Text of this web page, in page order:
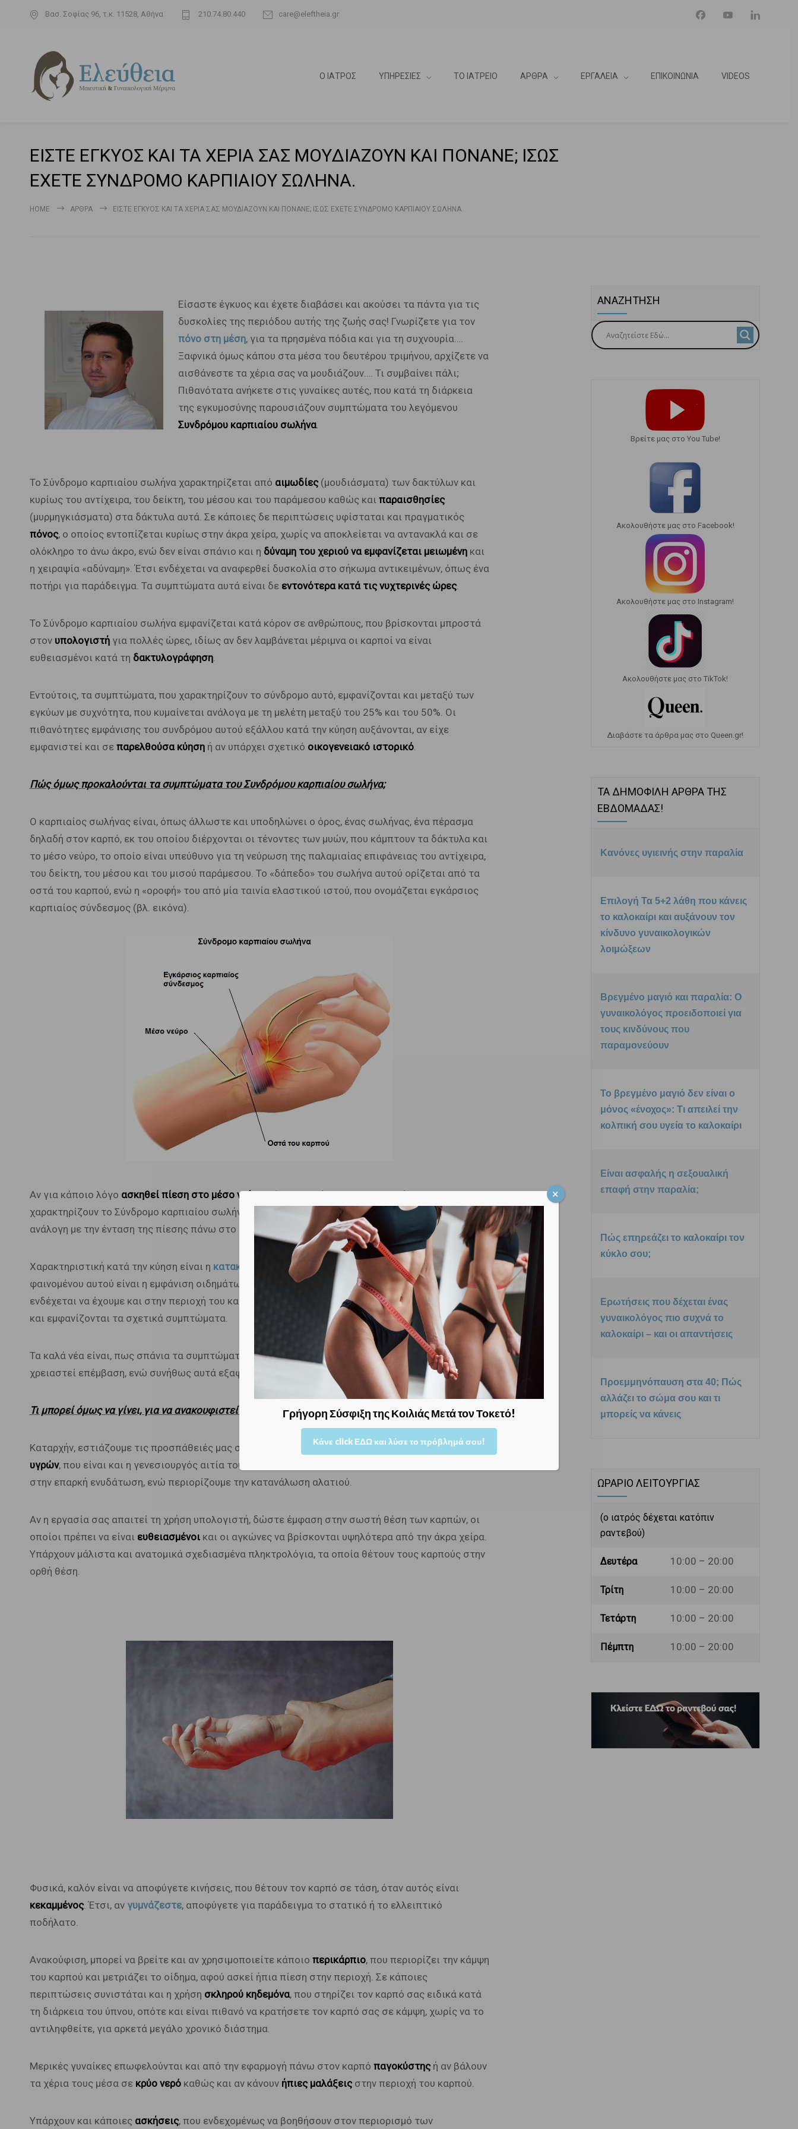
Βασ. Σοφίας 96, τ.κ. 11528, Αθήνα 210.74.80.440 care@eleftheia.gr
Ο ΙΑΤΡΟΣ ΥΠΗΡΕΣΙΕΣ ΤΟ ΙΑΤΡΕΙΟ ΑΡΘΡΑ ΕΡΓΑΛΕΙΑ ΕΠΙΚΟΙΝΩΝΙΑ VIDEOS
ΕΙΣΤΕ ΕΓΚΥΟΣ ΚΑΙ ΤΑ ΧΕΡΙΑ ΣΑΣ ΜΟΥΔΙΑΖΟΥΝ ΚΑΙ ΠΟΝΑΝΕ; ΙΣΩΣ
ΕΧΕΤΕ ΣΥΝΔΡΟΜΟ ΚΑΡΠΙΑΙΟΥ ΣΩΛΗΝΑ.
HOME ΆΡΘΡΑ ΕΙΣΤΕ ΕΓΚΥΟΣ ΚΑΙ ΤΑ ΧΕΡΙΑ ΣΑΣ ΜΟΥΔΙΑΖΟΥΝ ΚΑΙ ΠΟΝΑΝΕ; ΙΣΩΣ ΕΧΕΤΕ ΣΥΝΔΡΟΜΟ ΚΑΡΠΙΑΙΟΥ ΣΩΛΗΝΑ.
Είσαστε έγκυος και έχετε διαβάσει και ακούσει τα πάντα για τις
δυσκολίες της περιόδου αυτής της ζωής σας! Γνωρίζετε για τον
πόνο στη μέση, για τα πρησμένα πόδια και για τη συχνουρία….
Ξαφνικά όμως κάπου στα μέσα του δευτέρου τριμήνου, αρχίζετε να
αισθάνεστε τα χέρια σας να μουδιάζουν…. Τι συμβαίνει πάλι;
Πιθανότατα ανήκετε στις γυναίκες αυτές, που κατά τη διάρκεια
της εγκυμοσύνης παρουσιάζουν συμπτώματα του λεγόμενου
Συνδρόμου καρπιαίου σωλήνα.
Το Σύνδρομο καρπιαίου σωλήνα χαρακτηρίζεται από αιμωδίες(μουδιάσματα) των δακτύλων και
κυρίως του αντίχειρα, του δείκτη, του μέσου και του παράμεσου καθώς και παραισθησίες
(μυρμηγκιάσματα) στα δάκτυλα αυτά. Σε κάποιες δε περιπτώσεις υφίσταται και πραγματικός
πόνος, ο οποίος εντοπίζεται κυρίως στην άκρα χείρα, χωρίς να αποκλείεται να αντανακλά και σε
ολόκληρο το άνω άκρο, ενώ δεν είναι σπάνιο και η δύναμη του χεριού να εμφανίζεται μειωμένηκαι
η χειραψία «αδύναμη». Έτσι ενδέχεται να αναφερθεί δυσκολία στο σήκωμα αντικειμένων, όπως ένα
ποτήρι για παράδειγμα. Τα συμπτώματα αυτά είναι δε εντονότερα κατά τις νυχτερινές ώρες.
Το Σύνδρομο καρπιαίου σωλήνα εμφανίζεται κατά κόρον σε ανθρώπους, που βρίσκονται μπροστά
στον υπολογιστήγια πολλές ώρες, ιδίως αν δεν λαμβάνεται μέριμνα οι καρποί να είναι
ευθειασμένοι κατά τη δακτυλογράφηση.
Εντούτοις, τα συμπτώματα, που χαρακτηρίζουν το σύνδρομο αυτό, εμφανίζονται και μεταξύ των
εγκύων με συχνότητα, που κυμαίνεται ανάλογα με τη μελέτη μεταξύ του 25% και του 50%. Οι
πιθανότητες εμφάνισης του συνδρόμου αυτού εξάλλου κατά την κύηση αυξάνονται, αν είχε
εμφανιστεί και σε παρελθούσα κύησηή αν υπάρχει σχετικό οικογενειακό ιστορικό.
Πώς όμως προκαλούνται τα συμπτώματα του Συνδρόμου καρπιαίου σωλήνα;
Ο καρπιαίος σωλήνας είναι, όπως άλλωστε και υποδηλώνει ο όρος, ένας σωλήνας, ένα πέρασμα
δηλαδή στον καρπό, εκ του οποίου διέρχονται οι τένοντες των μυών, που κάμπτουν τα δάκτυλα και
το μέσο νεύρο, το οποίο είναι υπεύθυνο για τη νεύρωση της παλαμιαίας επιφάνειας του αντίχειρα,
του δείκτη, του μέσου και του μισού παράμεσου. Το «δάπεδο» του σωλήνα αυτού ορίζεται από τα
οστά του καρπού, ενώ η «οροφή» του από μία ταινία ελαστικού ιστού, που ονομάζεται εγκάρσιος
καρπιαίος σύνδεσμος (βλ. εικόνα).
Αν για κάποιο λόγο ασκηθεί πίεση στο μέσο νεύρο, τότε εμφανίζονται τα συμπτώματα, που
χαρακτηρίζουν το Σύνδρομο καρπιαίου σωλήνα. Η δε ένταση των συμπτωμάτων αυτών είναι
ανάλογη με την ένταση της πίεσης πάνω στο μέσο νεύρο.
Χαρακτηριστική κατά την κύηση είναι η κατακράτηση υγρών
. Η χαρακτηριστικότερη έκφανση του
φαινομένου αυτού είναι η εμφάνιση οιδημάτων στα κάτω άκρα. Οίδημα κατά την κύηση όμως
ενδέχεται να έχουμε και στην περιοχή του καρπιαίου σωλήνα. Έτσι ασκείται πίεση στο μέσο νεύρο
και εμφανίζονται τα σχετικά συμπτώματα.
Τα καλά νέα είναι, πως σπάνια τα συμπτώματα κατά την κύηση είναι τόσο έντονα, ώστε να
χρειαστεί επέμβαση, ενώ συνήθως αυτά εξαφανίζονται εντός τριμήνου από τον τοκετό.
Τι μπορεί όμως να γίνει, για να ανακουφιστείτε όσο ακόμα είστε έγκυος;
Καταρχήν, εστιάζουμε τις προσπάθειές μας στον κατά το δυνατόνμετριασμό της κατακράτησης
υγρών, που είναι και η γενεσιουργός αιτία του συνδρόμου κατά την κύηση. Έτσι δίνουμε προσοχή
στην επαρκή ενυδάτωση, ενώ περιορίζουμε την κατανάλωση αλατιού.
Αν η εργασία σας απαιτεί τη χρήση υπολογιστή, δώστε έμφαση στην σωστή θέση των καρπών, οι
οποίοι πρέπει να είναι ευθειασμένοικαι οι αγκώνες να βρίσκονται υψηλότερα από την άκρα χείρα.
Υπάρχουν μάλιστα και ανατομικά σχεδιασμένα πληκτρολόγια, τα οποία θέτουν τους καρπούς στην
ορθή θέση.
Φυσικά, καλόν είναι να αποφύγετε κινήσεις, που θέτουν τον καρπό σε τάση, όταν αυτός είναι
κεκαμμένος. Έτσι, αν γυμνάζεστε, αποφύγετε για παράδειγμα το στατικό ή το ελλειπτικό
ποδήλατο.
Ανακούφιση, μπορεί να βρείτε και αν χρησιμοποιείτε κάποιο περικάρπιο, που περιορίζει την κάμψη
του καρπού και μετριάζει το οίδημα, αφού ασκεί ήπια πίεση στην περιοχή. Σε κάποιες
περιπτώσεις συνιστάται και η χρήση σκληρού κηδεμόνα, που στηρίζει τον καρπό σας ειδικά κατά
τη διάρκεια του ύπνου, οπότε και είναι πιθανό να κρατήσετε τον καρπό σας σε κάμψη, χωρίς να το
αντιληφθείτε, για αρκετά μεγάλο χρονικό διάστημα.
Μερικές γυναίκες επωφελούνται και από την εφαρμογή πάνω στον καρπό παγοκύστηςή αν βάλουν
τα χέρια τους μέσα σεκρύο νερόκαθώς και αν κάνουν ήπιες μαλάξειςστην περιοχή του καρπού.
Υπάρχουν και κάποιες ασκήσεις, που ενδεχομένως να βοηθήσουν στον περιορισμό των
ΑΝΑΖΗΤΗΣΗ
Bρείτε μας στο You Tube!
Ακολουθήστε μας στο Facebook!
Ακολουθήστε μας στο Instagram!
Ακολουθήστε μας στο TikTok!
Διαβάστε τα άρθρα μας στο Queen.gr!
ΤΑ ΔΗΜΟΦΙΛΗ ΑΡΘΡΑ ΤΗΣ
ΕΒΔΟΜΑΔΑΣ!
Κανόνες υγιεινής στην παραλία
Επιλογή Τα 5+2 λάθη που κάνεις
το καλοκαίρι και αυξάνουν τον
κίνδυνο γυναικολογικών
λοιμώξεων
Βρεγμένο μαγιό και παραλία: Ο
γυναικολόγος προειδοποιεί για
τους κινδύνους που
παραμονεύουν
Το βρεγμένο μαγιό δεν είναι ο
μόνος «ένοχος»: Τι απειλεί την
κολπική σου υγεία το καλοκαίρι
Είναι ασφαλής η σεξουαλική
επαφή στην παραλία;
Πώς επηρεάζει το καλοκαίρι τον
κύκλο σου;
Ερωτήσεις που δέχεται ένας
γυναικολόγος πιο συχνά το
καλοκαίρι – και οι απαντήσεις
Προεμμηνόπαυση στα 40; Πώς
αλλάζει το σώμα σου και τι
μπορείς να κάνεις
ΩΡΑΡΙΟ ΛΕΙΤΟΥΡΓΙΑΣ
(ο ιατρός δέχεται κατόπιν
ραντεβού)
Δευτέρα 10:00 – 20:00
Τρίτη 10:00 – 20:00
Τετάρτη 10:00 – 20:00
Πέμπτη 10:00 – 20:00
Γρήγορη Σύσφιξη της Κοιλιάς Μετά τον Τοκετό!
Κάνε click ΕΔΩ και λύσε το πρόβλημά σου!